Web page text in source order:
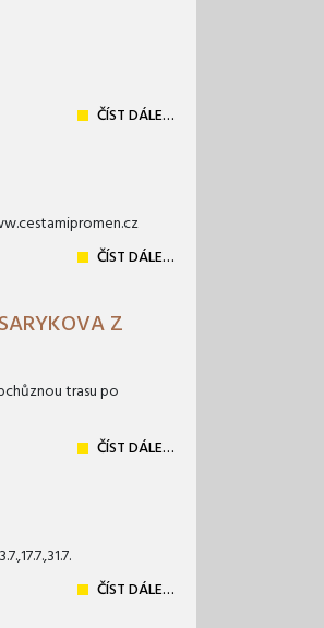
ČÍST DÁLE…
ČÍST DÁLE…
Z
trasu po
ČÍST DÁLE…
ČÍST DÁLE…